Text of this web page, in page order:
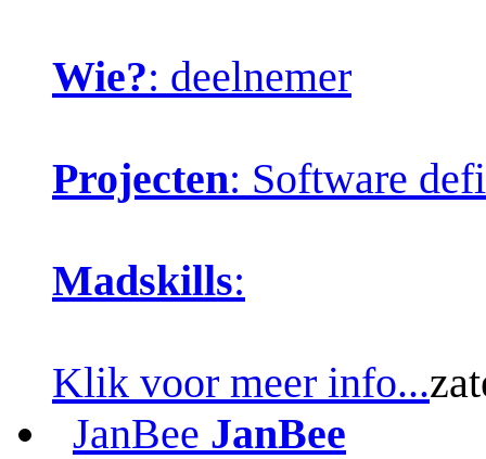
Wie?: deelnemer
Projecten: Software
Madskills:
Klik voor meer info...
JanBee JanBee